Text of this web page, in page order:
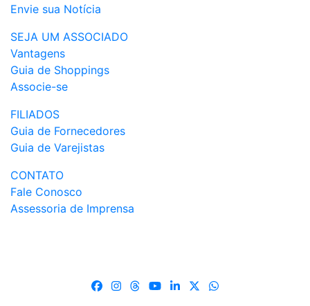
Envie sua Notícia
SEJA UM ASSOCIADO
Vantagens
Guia de Shoppings
Associe-se
FILIADOS
Guia de Fornecedores
Guia de Varejistas
CONTATO
Fale Conosco
Assessoria de Imprensa